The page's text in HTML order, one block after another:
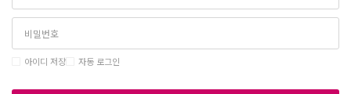
아이디 저장 자동 로그인